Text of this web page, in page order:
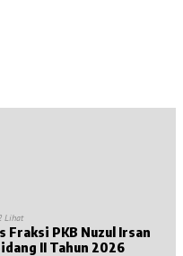
Lihat
Sidang II Tahun 2026